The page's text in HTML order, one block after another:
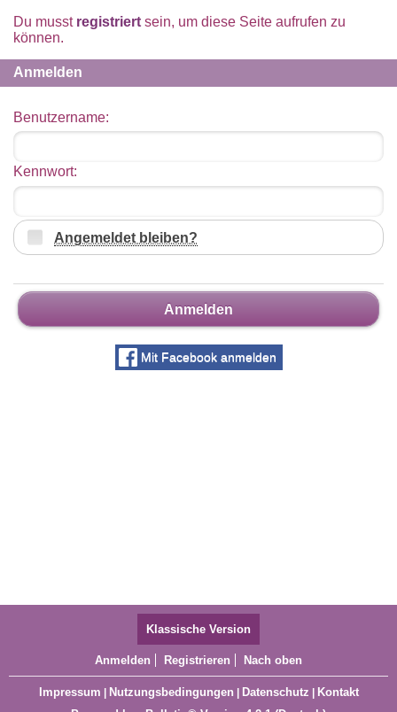
Du musst registriert sein, um diese Seite aufrufen zu
können.
Anmelden
Benutzername:
Kennwort:
Angemeldet bleiben?
Anmelden
Mit Facebook anmelden
Klassische Version
Anmelden Registrieren Nach oben
Impressum Nutzungsbedingungen Datenschutz
Kontakt